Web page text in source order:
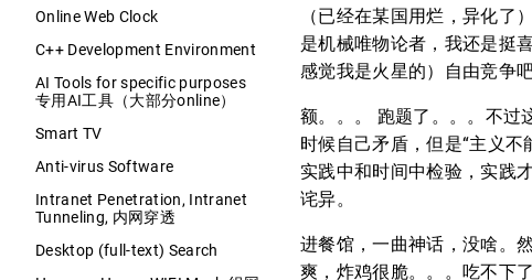
Online Web Clock
C++ Development Environment
AI Tools for specific purposes
专用AI工具（大部分online）
Smart TV
Anti-virus Software
Intranet Penetration, Intranet
Tunneling, 内网穿透
Desktop (full-text) Search
（已经在某国用烂，异化了
是机械唯物论者，我还是挺
感觉我是火星的）自由竞争
额。。。 跑题了。。。不过
时候自己矛盾，但是“主义
实践中和时间中检验，实践
诧异。
进餐馆，一曲神话，没啥。
爽，炸鸡很脆。。。吃不下